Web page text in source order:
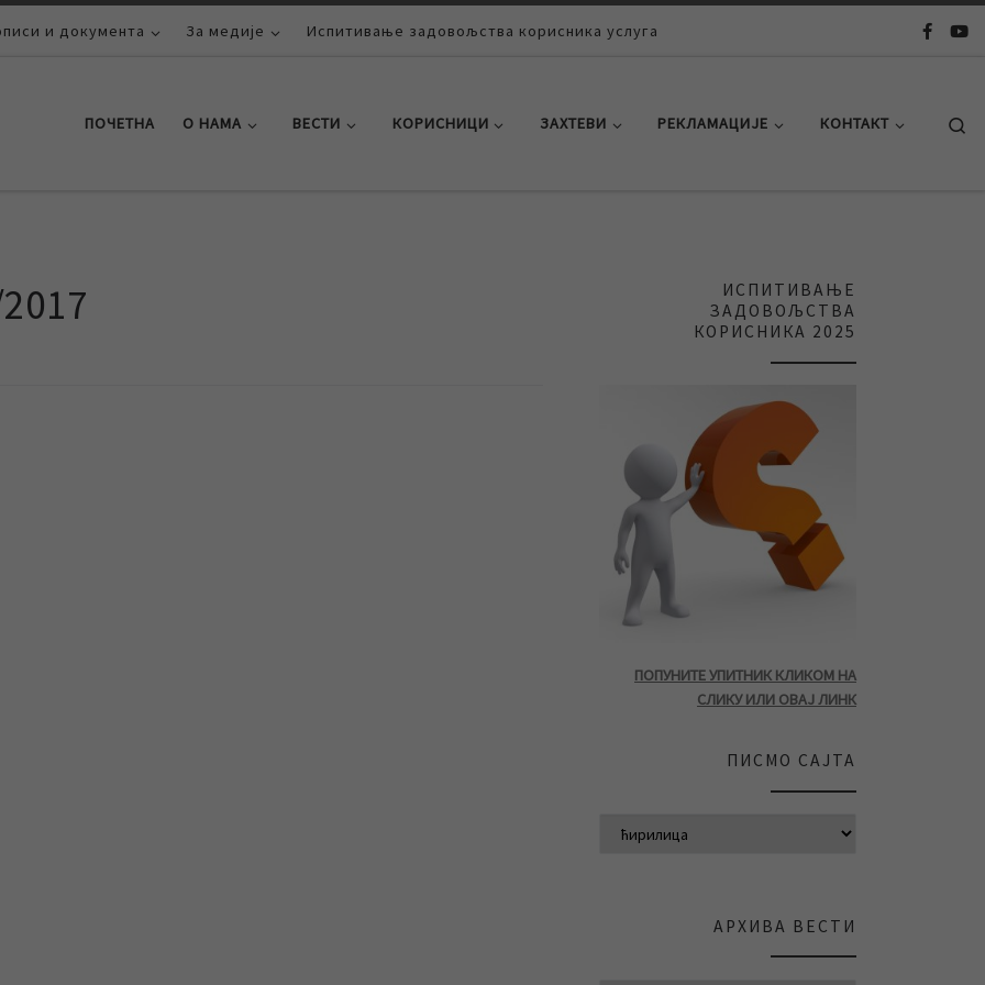
и документа За медије Испитивање задовољства корисника услуга
ПОЧЕТНА О НАМА ВЕСТИ КОРИСНИЦИ ЗАХТЕВИ РЕКЛАМАЦИЈЕ КОНТАКТ
ИСПИТИВАЊЕ
ЗАДОВОЉСТВА
КОРИСНИКА 2025
ПОПУНИТЕ УПИТНИК КЛИКОМ НА
СЛИКУ ИЛИ ОВАЈ ЛИНК
ПИСМО САЈТА
АРХИВА ВЕСТИ